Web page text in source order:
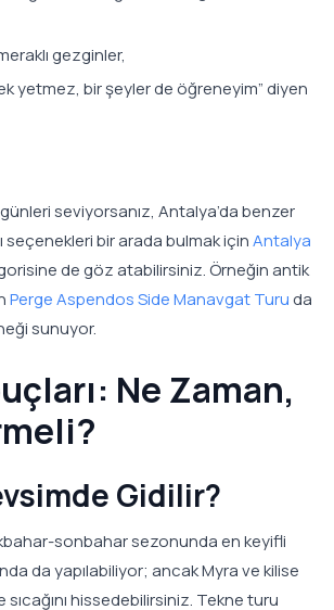
gezginler,
yetmez, bir şeyler de öğreneyim” diyen
günleri seviyorsanız, Antalya’da benzer
seçenekleri bir arada bulmak içinAntalya
de göz atabilirsiniz. Örneğin antik
Perge Aspendos Side Manavgat Turuda
sunuyor.
Ne Zaman,
Gidilir?
sonbahar sezonunda en keyifli
da yapılabiliyor; ancak Myra ve kilise
hissedebilirsiniz. Tekne turu